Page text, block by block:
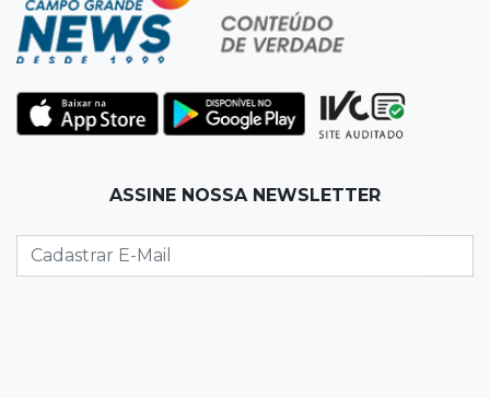
08:26O que ficou de quem partiu
que tinha com a filha em loja
Município de MS perde 58 mil hectares e R$ 12
ASSINE NOSSA NEWSLETTER